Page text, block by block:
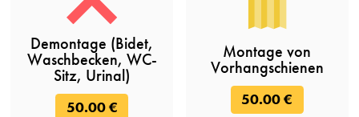
Demontage (Bidet,
Waschbecken, WC-
Sitz, Urinal)
50.00 €
Montage von
Vorhangschienen
50.00 €